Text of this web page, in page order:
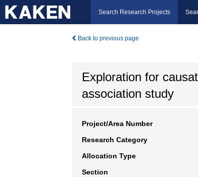
Search Research Projects
Back to previous page
Exploration for
association study
Project/Area Number
Research Category
Allocation Type
Section